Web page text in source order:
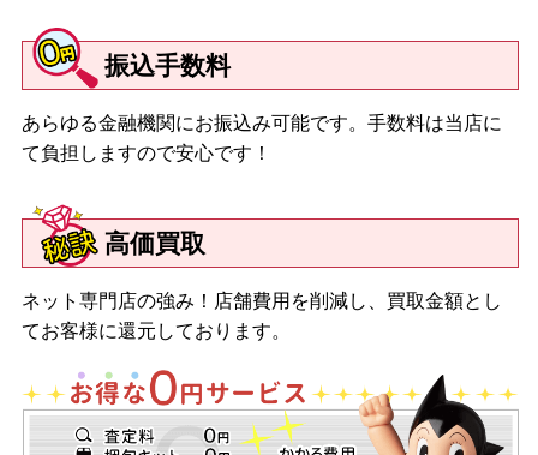
振込手数料
あらゆる金融機関にお振込み可能です。手数料は当店に
て負担しますので安心です！
高価買取
ネット専門店の強み！店舗費用を削減し、買取金額とし
てお客様に還元しております。